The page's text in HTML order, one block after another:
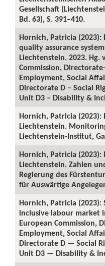
Gesellschaft
Bd. 63), S. 391–410.
Hornich, Patricia
quality assurance
Liechtenstein. 2023. Hg.
Commission,
Employment, Social
Directorate D – Social
Unit D3 – Disability &
Hornich, Patricia (2023):
Liechtenstein.
Liechtenstein-Institut,
Hornich, Patricia
Liechtenstein. Zahlen
Regierung des
für Auswärtige
Hornich, Patricia
inclusive labour market
European Commission,
Employment, Social
Directorate D — Social
Unit D3 — Disability &